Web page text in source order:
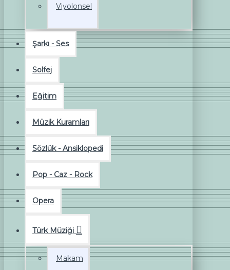
Viyolonsel
Şarkı - Ses
Solfej
Eğitim
Müzik Kuramları
Sözlük - Ansiklopedi
Pop - Caz - Rock
Opera
Türk Müziği
Makam